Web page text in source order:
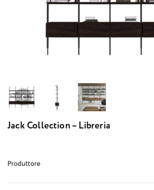
Jack Collection – Libreria
Produttore